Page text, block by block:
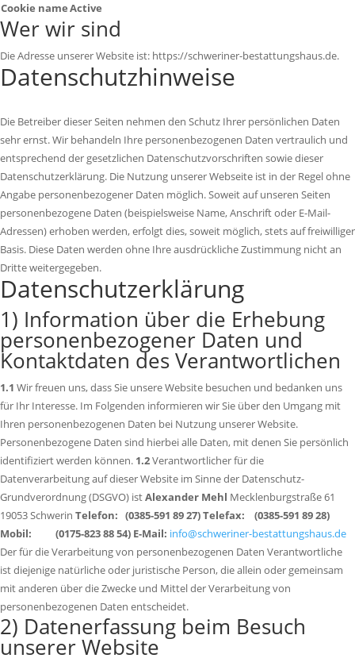
Cookie nameActive
Wer wir sind
Die Adresse unserer Website ist: https://schweriner-bestattungshaus.de.
Datenschutzhinweise
Die Betreiber dieser Seiten nehmen den Schutz Ihrer persönlichen Daten
sehr ernst. Wir behandeln Ihre personenbezogenen Daten vertraulich und
entsprechend der gesetzlichen Datenschutzvorschriften sowie dieser
Datenschutzerklärung. Die Nutzung unserer Webseite ist in der Regel ohne
Angabe personenbezogener Daten möglich. Soweit auf unseren Seiten
personenbezogene Daten (beispielsweise Name, Anschrift oder E-Mail-
Adressen) erhoben werden, erfolgt dies, soweit möglich, stets auf freiwilliger
Basis. Diese Daten werden ohne Ihre ausdrückliche Zustimmung nicht an
Dritte weitergegeben.
Datenschutzerklärung
1) Information über die Erhebung
personenbezogener Daten und
Kontaktdaten des Verantwortlichen
1.1 Wir freuen uns, dass Sie unsere Website besuchen und bedanken uns
für Ihr Interesse. Im Folgenden informieren wir Sie über den Umgang mit
Ihren personenbezogenen Daten bei Nutzung unserer Website.
Personenbezogene Daten sind hierbei alle Daten, mit denen Sie persönlich
identifiziert werden können. 1.2Verantwortlicher für die
Datenverarbeitung auf dieser Website im Sinne der Datenschutz-
Grundverordnung (DSGVO) istAlexander Mehl Mecklenburgstraße 61
19053 Schwerin Telefon: (0385-591 89 27)Telefax: (0385-591 89 28)
Mobil: (0175-823 88 54) E-Mail: info@schweriner-bestattungshaus.de
Der für die Verarbeitung von personenbezogenen Daten Verantwortliche
ist diejenige natürliche oder juristische Person, die allein oder gemeinsam
mit anderen über die Zwecke und Mittel der Verarbeitung von
personenbezogenen Daten entscheidet.
2) Datenerfassung beim Besuch
unserer Website